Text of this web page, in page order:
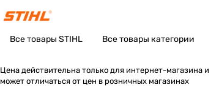
Все товары STIHL Все товары категории
Цена действительна только для интернет-магазина и
может отличаться от цен в розничных магазинах